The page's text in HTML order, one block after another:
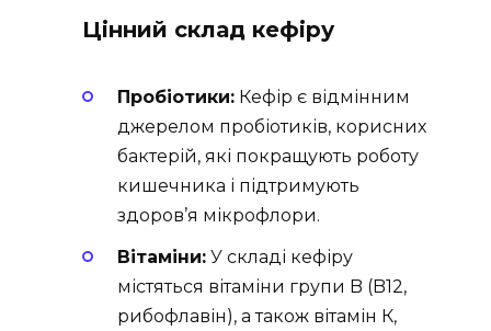
Цінний склад кефіру
Пробіотики: Кефір є відмінним
джерелом пробіотиків, корисних
бактерій, які покращують роботу
кишечника і підтримують
здоров’я мікрофлори.
Вітаміни: У складі кефіру
містяться вітаміни групи B (B12,
рибофлавін), а також вітамін К,